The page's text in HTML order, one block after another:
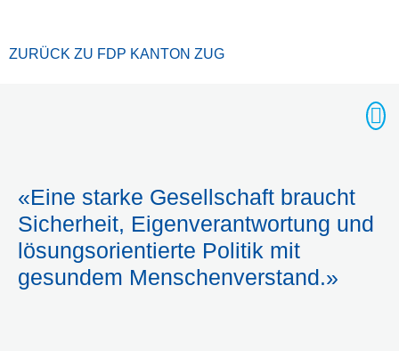
ZURÜCK ZU FDP KANTON ZUG
«Eine starke Gesellschaft braucht
Sicherheit, Eigenverantwortung und
lösungsorientierte Politik mit
gesundem Menschenverstand.»